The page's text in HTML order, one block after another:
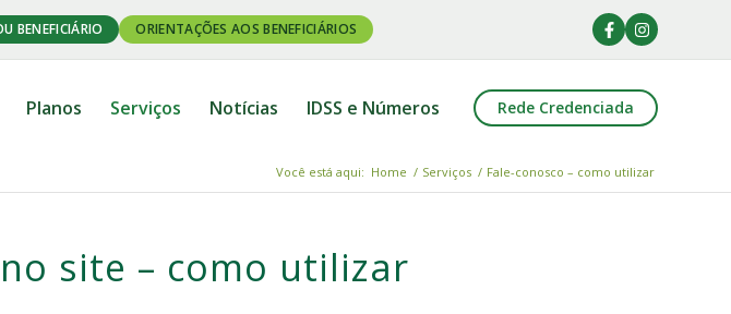
BENEFICIÁRIO ORIENTAÇÕES AOS BENEFICIÁRIOS
Planos Serviços Notícias IDSS e Números Rede Credenciada
Você está aqui: Home / Serviços / Fale-conosco – como utilizar
site – como utilizar